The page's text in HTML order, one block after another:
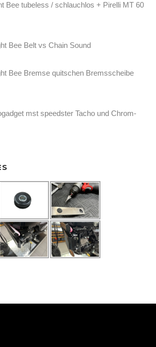
Bee tubeless / schlauchlos + Pirelli MT 60
Bee Belt vs Chain Sound
Bee Bremse quitschen Bremsscheibe
mst speedster Tacho und Chrom-